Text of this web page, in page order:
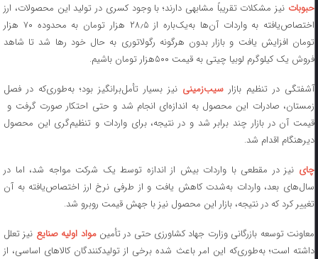
حبوبات نیز مشکلات تقریباً مشابهی دارند؛ با وجود کسری در تولید این محصولات، ارز
اختصاص‌یافته به واردات آن‌ها به‌یک‌باره از ۲۸٫۵ هزار تومان به محدوده ۷۰ هزار
تومان افزایش یافت و بازار بدون هرگونه رگولاتوری به حال خود رها شد تا شاهد
فروش یک کیلوگرم لوبیا چیتی به قیمت ۵۰۰هزار تومان باشیم.
آشفتگی در تنظیم بازار سیب‌زمینی نیز بسیار تأمل‌برانگیز بود؛ به‌طوری‌که در فصل
زمستان، صادرات این محصول به اندازه‌ای انجام شد و حتی احتکار صورت گرفت و
قیمت آن در بازار چند برابر شد و در نتیجه، برای واردات و تنظیم‌گری این محصول
دیرهنگام اقدام شد.
چای نیز در مقطعی با واردات بیش از اندازه توسط یک شرکت مواجه شد، اما در
سال‌های بعد، واردات به‌شدت کاهش یافت و از طرفی نرخ ارز اختصاص‌یافته به آن
تغییر کرد که در نتیجه، بازار این محصول نیز با جهش قیمت روبرو شد.
معاونت توسعه بازرگانی وزارت جهاد کشاورزی حتی در تأمین مواد اولیه صنایعنیز تعلل
داشته است؛ به‌طوری‌که این امر باعث شده برخی از تولیدکنندگان کالاهای اساسی، از